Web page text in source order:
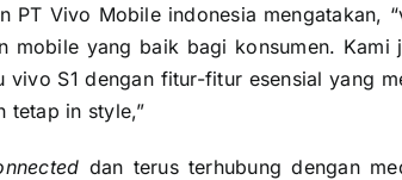
PT Vivo Mobile indonesia mengatakan,
mobile yang baik bagi konsumen. Kami
S1 dengan fitur-fitur esensial yang
tetap in style,”
dan terus terhubung dengan